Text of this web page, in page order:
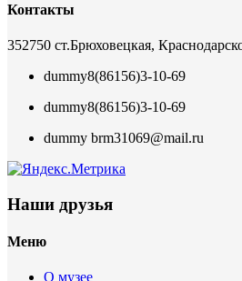
Контакты
352750 ст.Брюховецкая,
dummy8(86156)3-10-69
dummy8(86156)3-10-69
dummy brm31069@mail.ru
Наши друзья
Меню
О музее